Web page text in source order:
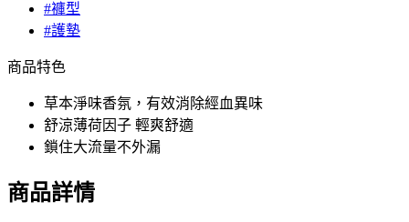
#褲型
#護墊
商品特色
草本淨味香氛，有效消除經血異味
舒涼薄荷因子 輕爽舒適
鎖住大流量不外漏
商品詳情